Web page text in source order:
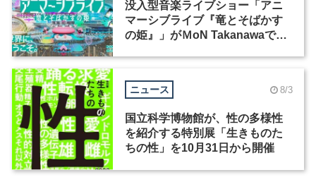
没入型音楽ライブショー「アニ
マーシブライブ『竜とそばかす
の姫』」がＭoN Takanawaで開
ニュース 8/3
国立科学博物館が、性の多様性
を紹介する特別展「生きものた
ちの性」を10月31日から開催